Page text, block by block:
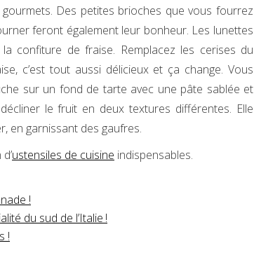
Des petites brioches que vous fourrez
feront également leur bonheur. Les lunettes
confiture de fraise. Remplacez les cerises du
c’est tout aussi délicieux et ça change. Vous
sur un fond de tarte avec une pâte sablée et
le fruit en deux textures différentes. Elle
en garnissant des gaufres.
ustensiles de cuisine indispensables.
!
du sud de l’Italie !
!